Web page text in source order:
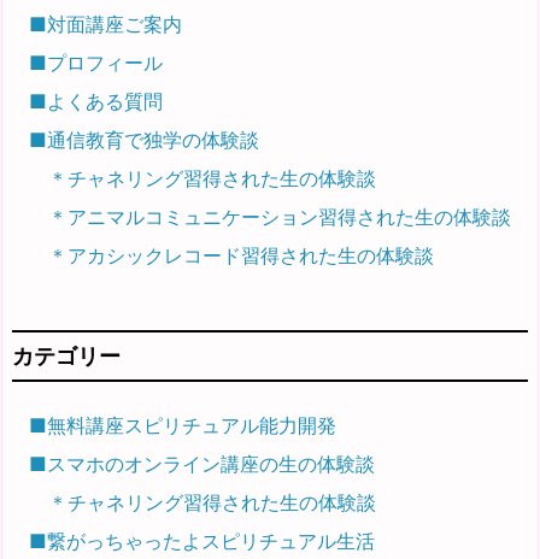
■対面講座ご案内
■プロフィール
■よくある質問
■通信教育で独学の体験談
＊チャネリング習得された生の体験談
＊アニマルコミュニケーション習得された生の体験談
＊アカシックレコード習得された生の体験談
カテゴリー
■無料講座スピリチュアル能力開発
■スマホのオンライン講座の生の体験談
＊チャネリング習得された生の体験談
■繋がっちゃったよスピリチュアル生活